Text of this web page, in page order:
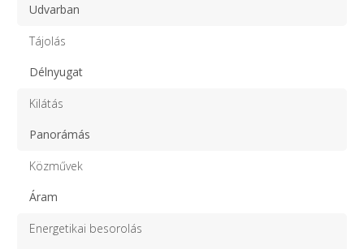
Udvarban
Tájolás
Délnyugat
Kilátás
Panorámás
Közművek
Áram
Energetikai besorolás